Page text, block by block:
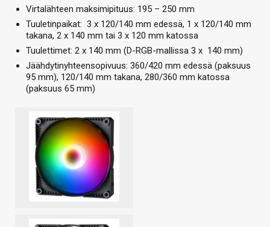
Virtalähteen maksimipituus: 195 – 250 mm
Tuuletinpaikat: 3 x 120/140 mm edessä, 1 x 120/140 mm
takana, 2 x 140 mm tai 3 x 120 mm katossa
Tuulettimet: 2 x 140 mm (D-RGB-mallissa 3 x 140 mm)
Jäähdytinyhteensopivuus: 360/420 mm edessä (paksuus
95 mm), 120/140 mm takana, 280/360 mm katossa
(paksuus 65 mm)